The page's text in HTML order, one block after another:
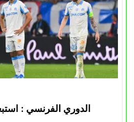
الدوري الفرنسي :